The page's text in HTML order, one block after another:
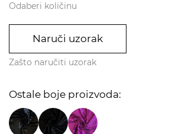
Odaberi količinu
Naruči uzorak
Zašto naručiti uzorak
Ostale boje proizvoda: